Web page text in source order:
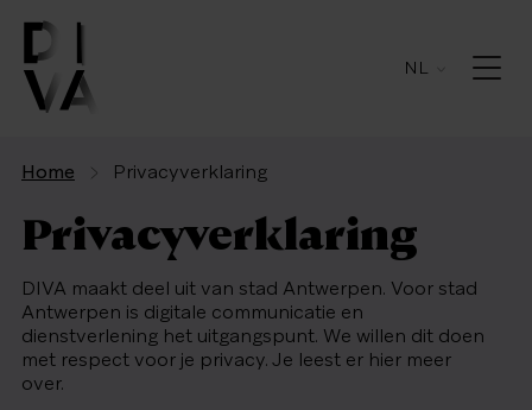
NL
Home Privacyverklaring
Privacyverklaring
DIVA maakt deel uit van stad Antwerpen. Voor stad
Antwerpen is digitale communicatie en
dienstverlening het uitgangspunt. We willen dit doen
met respect voor je privacy. Je leest er hier meer
over.